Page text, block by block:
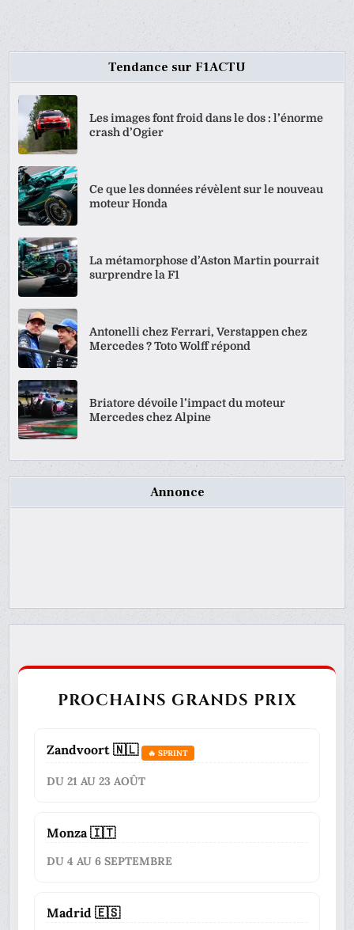
Tendance sur F1ACTU
Les images font froid dans le dos : l’énorme
crash d’Ogier
Ce que les données révèlent sur le nouveau
moteur Honda
La métamorphose d’Aston Martin pourrait
surprendre la F1
Antonelli chez Ferrari, Verstappen chez
Mercedes ? Toto Wolff répond
Briatore dévoile l’impact du moteur
Mercedes chez Alpine
Annonce
PROCHAINS GRANDS PRIX
Zandvoort 🇳🇱 🔥 SPRINT
DU 21 AU 23 AOÛT
Monza 🇮🇹
DU 4 AU 6 SEPTEMBRE
Madrid 🇪🇸